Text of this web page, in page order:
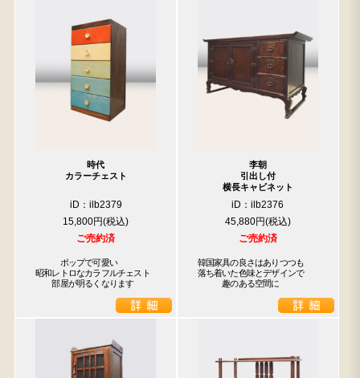
時代
カラーチェスト
iD：ilb2379
15,800円
ご売約済
ポップで可愛い
昭和レトロなカラフルチェスト
部屋が明るくなります
李朝
引出し付
横長キャビネット
iD：ilb2376
45,880円
ご売約済
韓国家具の良さはありつつも
落ち着いた色味とデザインで
趣のある空間に